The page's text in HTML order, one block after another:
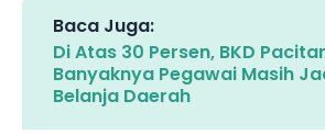
Baca Juga:
Di Atas 30 Persen, BKD
Banyaknya Pegawai Masih
Belanja Daerah